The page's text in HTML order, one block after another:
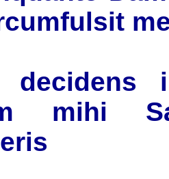
decidens
mihi